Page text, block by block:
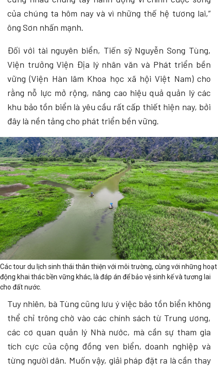
của chúng ta hôm nay và vì những thế hệ tương lai,”
ông Sơn nhấn mạnh.
Đối với tài nguyên biển, Tiến sỹ Nguyễn Song Tùng,
Viện trưởng Viện Địa lý nhân văn và Phát triển bền
vững (Viện Hàn lâm Khoa học xã hội Việt Nam) cho
rằng nỗ lực mở rộng, nâng cao hiệu quả quản lý các
khu bảo tồn biển là yêu cầu rất cấp thiết hiện nay, bởi
đây là nền tảng cho phát triển bền vững.
Các tour du lịch sinh thái thân thiện với môi trường, cùng với những hoạt
động khai thác bền vững khác, là đáp án để bảo vệ sinh kế và tương lai
cho đất nước.
Tuy nhiên, bà Tùng cũng lưu ý việc bảo tồn biển không
thể chỉ trông chờ vào các chính sách từ Trung ương,
các cơ quan quản lý Nhà nước, mà cần sự tham gia
tích cực của cộng đồng ven biển, doanh nghiệp và
từng người dân. Muốn vậy, giải pháp đặt ra là cần thay